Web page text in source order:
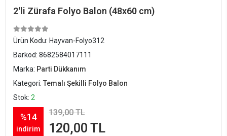
2'li Zürafa Folyo Balon (48x60 cm)
Ürün Kodu: Hayvan-Folyo312
Barkod: 8682584017111
Marka: Parti Dükkanım
Kategori: Temalı Şekilli Folyo Balon
Stok: 2
%14
indirim
139,00 TL
120,00 TL